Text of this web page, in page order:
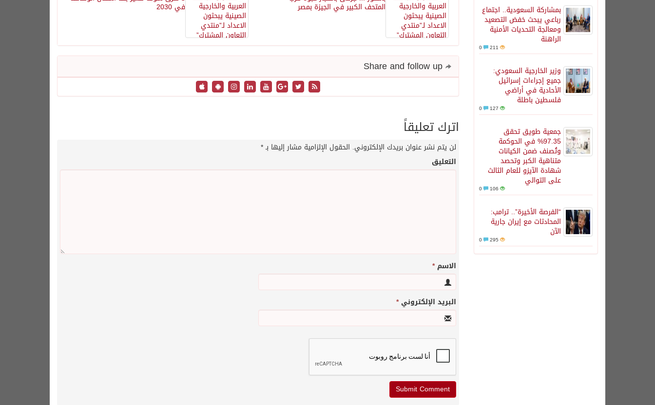
بمشاركة السعودية.. اجتماع
رباعي يبحث خفض التصعيد
ومعالجة التحديات الأمنية
الراهنة
211
وزير الخارجية السعودي:
جميع إجراءات إسرائيل
الأحادية في أراضي
فلسطين باطلة
127
جمعية طويق تحقق
97.35% في الحوكمة
وتُصنف ضمن الكيانات
متناهية الكبر وتحصد
شهادة الآيزو للعام الثالث
على التوالي
106
“الفرصة الأخيرة”.. ترامب:
المحادثات مع إيران جارية
الآن
295
في 2030 المتحف الكبير في الجيزة بمصر
اترك تعليقاً
لن يتم نشر عنوان بريدك الإلكتروني. الحقول الإلزامية مشار إليها بـ*
التعليق
الاسم*
البريد الإلكتروني*